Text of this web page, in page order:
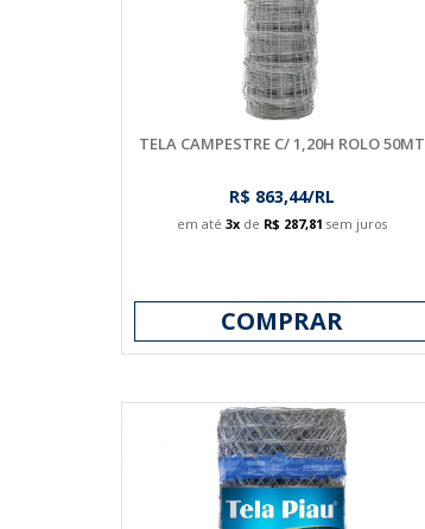
TELA CAMPESTRE C/ 1,20H ROLO 50MT
R$ 863,44/RL
em até 3xde R$ 287,81 sem juros
COMPRAR